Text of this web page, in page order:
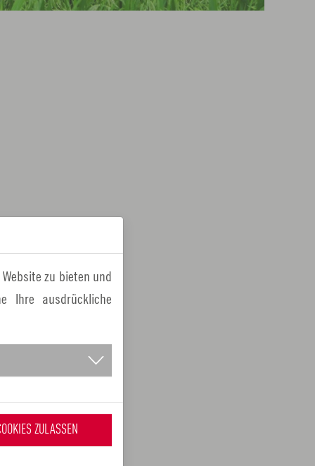
zu bieten und
Ihre ausdrückliche
ZULASSEN